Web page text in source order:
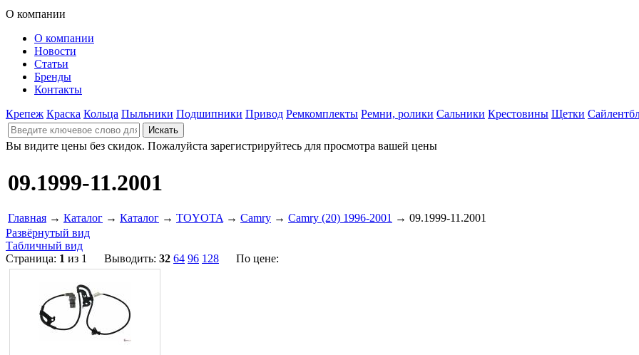
О компании
О компании
Новости
Статьи
Бренды
Контакты
Крепеж Краска Кольца Пыльники Подшипники Привод Ремкомплекты Ремни, ролики Сальники Крестовины Щетки
Вы видите цены без скидок. Пожалуйста зарегистрируйтесь для просмотра вашей цены
09.1999-11.2001
Главная → Каталог → Каталог → TOYOTA → Camry → Camry (20) 1996-2001 → 09.1999-11.2001
Развёрнутый вид
Табличный вид
Страница: 1 из 1 Выводить: 32 64 96 128 По цене: